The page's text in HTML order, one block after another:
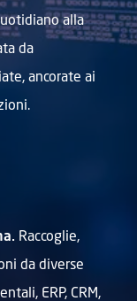
alla
da
ancorate ai
Raccoglie,
da diverse
ERP, CRM,